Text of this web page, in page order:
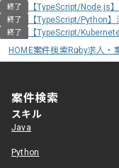
終了 【TypeScript/Node.js
終了 【TypeScript/Python
終了
【TypeScript/
HOME案件検索Ruby求人・
案件検索
スキル
Java
Python